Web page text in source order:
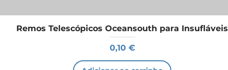
Remos Telescópicos Oceansouth para Insufláveis
Preço
0,10 €